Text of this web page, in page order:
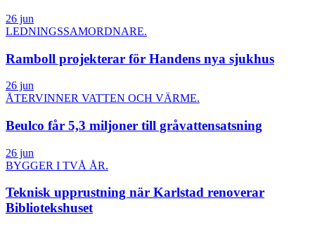
26 jun
LEDNINGSSAMORDNARE.
Ramboll projekterar för Handens nya sjukhus
26 jun
ÅTERVINNER VATTEN OCH VÄRME.
Beulco får 5,3 miljoner till gråvattensatsning
26 jun
BYGGER I TVÅ ÅR.
Teknisk upprustning när Karlstad renoverar
Bibliotekshuset